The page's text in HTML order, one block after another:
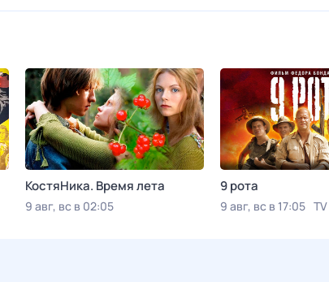
КостяНика. Время лета
9 авг, вс в 02:05
9 рота
9 авг, вс в 17:05